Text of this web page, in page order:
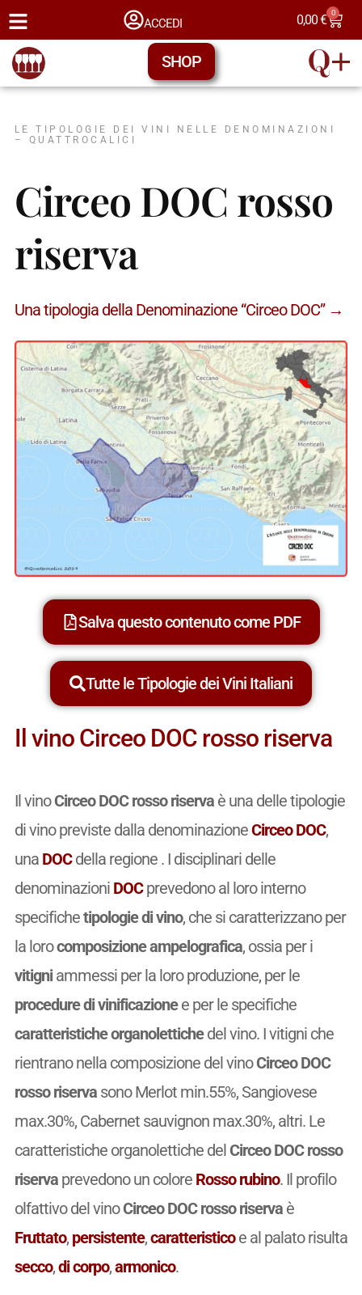
ACCEDI 0,00€ 0
SHOP
LE TIPOLOGIE DEI VINI NELLE DENOMINAZIONI
– QUATTROCALICI
Circeo DOC rosso
riserva
Una tipologia della Denominazione “Circeo DOC” →
Salva questo contenuto come PDF
Tutte le Tipologie dei Vini Italiani
Il vino Circeo DOC rosso riserva
Il vinoCirceo DOC rosso riservaè una delle tipologie
di vino previste dalla denominazioneCirceo DOC,
una DOCdella regione . I disciplinari delle
denominazioni DOCprevedono al loro interno
specifichetipologie di vino, che si caratterizzano per
la lorocomposizione ampelografica, ossia per i
vitigniammessi per la loro produzione, per le
procedure di vinificazionee per le specifiche
caratteristiche organolettichedel vino. I vitigni che
rientrano nella composizione del vinoCirceo DOC
rosso riservasono Merlot min.55%, Sangiovese
max.30%, Cabernet sauvignon max.30%, altri. Le
caratteristiche organolettiche delCirceo DOC rosso
riservaprevedono un colore Rosso rubino. Il profilo
olfattivo del vinoCirceo DOC rosso riservaè
Fruttato, persistente,caratteristicoe al palato risulta
secco,di corpo,armonico.